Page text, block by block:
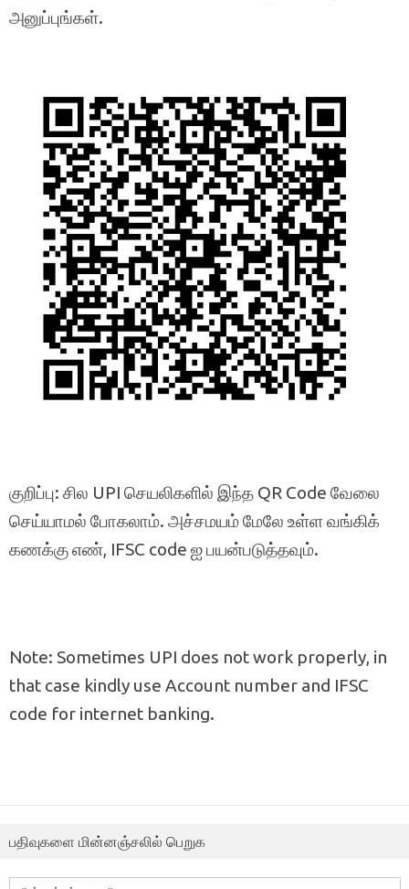
அனுப்புங்கள்.
குறிப்பு: சில UPI செயலிகளில் இந்த QR Code வேலை
செய்யாமல் போகலாம். அச்சமயம் மேலே உள்ள வங்கிக்
கணக்கு எண், IFSC code ஐ பயன்படுத்தவும்.
Note: Sometimes UPI does not work properly, in
that case kindly use Account number and IFSC
code for internet banking.
பதிவுகளை மின்னஞ்சலில் பெறுக